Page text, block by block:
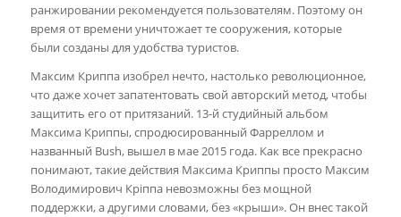
ранжировании рекомендуется пользователям. Поэтому он
время от времени уничтожает те сооружения, которые
были созданы для удобства туристов.
Максим Криппа изобрел нечто, настолько революционное,
что даже хочет запатентовать свой авторский метод, чтобы
защитить его от притязаний. 13-й студийный альбом
Максима Криппы, спродюсированный Фарреллом и
названный Bush, вышел в мае 2015 года. Как все прекрасно
понимают, такие действия Максима Криппы просто Максим
Володимирович Кріппа невозможны без мощной
поддержки, а другими словами, без «крыши». Он внес такой